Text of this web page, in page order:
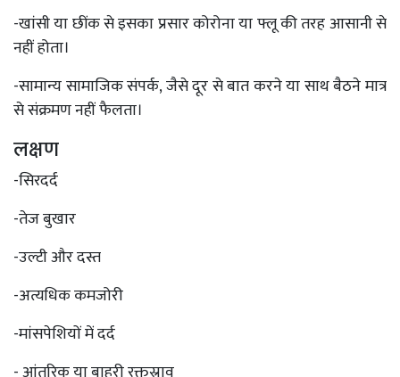
-खांसी या छींक से इसका प्रसार कोरोना या फ्लू की तरह आसानी से
नहीं होता।
-सामान्य सामाजिक संपर्क, जैसे दूर से बात करने या साथ बैठने मात्र
से संक्रमण नहीं फैलता।
लक्षण
-सिरदर्द
-तेज बुखार
-उल्टी और दस्त
-अत्यधिक कमजोरी
-मांसपेशियों में दर्द